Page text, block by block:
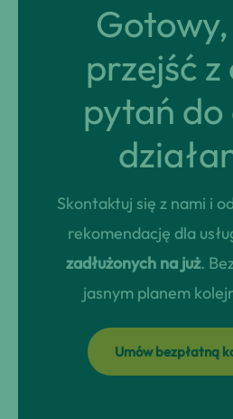
przejść
pytań do
Skontaktuj się z nami i
rekomendację dla
zadłużonych na już.
jasnym planem
Umów bezpłatną